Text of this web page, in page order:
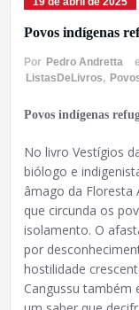
Povos indígenas
Por Pedro Andretta
ListasDeLivros,
Povos indígenas
No livro Vestígios
biólogo e
âmago da Floresta
que circunda os
isolamento. O
por
hostilidade
Cangussu também